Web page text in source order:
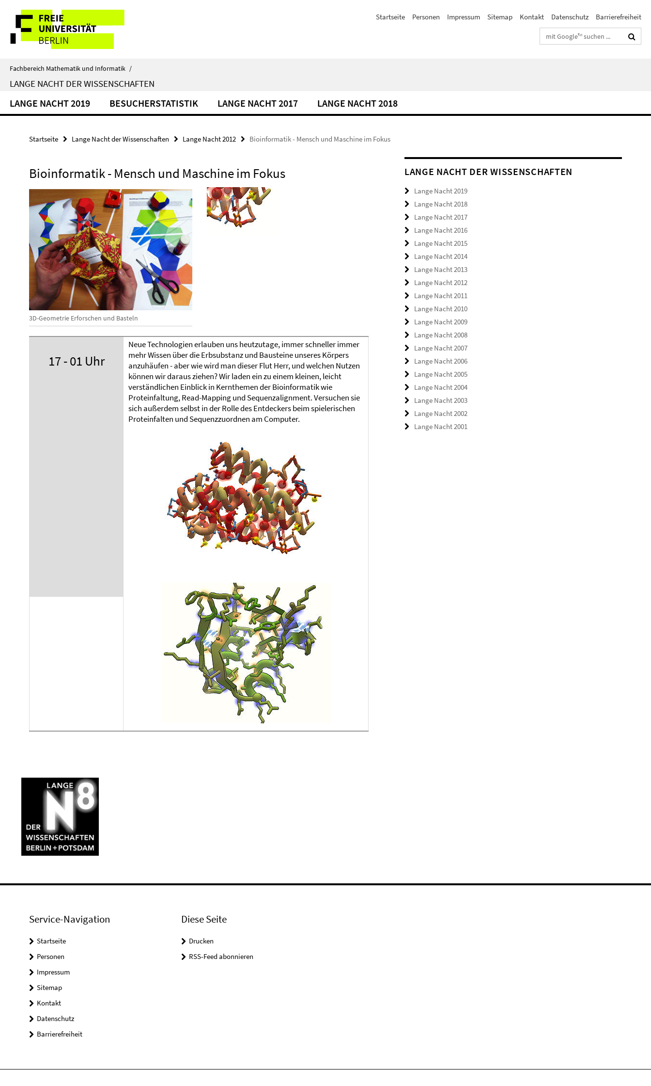
direkt
Inhalt
Service-
Navigation
Startseite Personen Impressum Sitemap Kontakt Datenschutz
Barrierefreiheit
Suchbegriffe
Fachbereich Mathematik und Informatik /
LANGE NACHT DER WISSENSCHAFTEN
LANGE NACHT 2019 BESUCHERSTATISTIK LANGE NACHT 2017 LANGE NACHT 2018
Startseite Lange Nacht der Wissenschaften Lange Nacht 2012 Bioinformatik - Mensch und Maschine im Fokus
Bioinformatik - Mensch und Maschine im Fokus
3D-Geometrie Erforschen und Basteln
17 - 01 Uhr
Neue Technologien erlauben uns heutzutage, immer schneller immer
mehr Wissen über die Erbsubstanz und Bausteine unseres Körpers
anzuhäufen - aber wie wird man dieser Flut Herr, und welchen Nutzen
können wir daraus ziehen? Wir laden ein zu einem kleinen, leicht
verständlichen Einblick in Kernthemen der Bioinformatik wie
Proteinfaltung, Read-Mapping und Sequenzalignment. Versuchen sie
sich außerdem selbst in der Rolle des Entdeckers beim spielerischen
Proteinfalten und Sequenzzuordnen am Computer.
LANGE NACHT DER WISSENSCHAFTEN
Lange Nacht 2019
Lange Nacht 2018
Lange Nacht 2017
Lange Nacht 2016
Lange Nacht 2015
Lange Nacht 2014
Lange Nacht 2013
Lange Nacht 2012
Lange Nacht 2011
Lange Nacht 2010
Lange Nacht 2009
Lange Nacht 2008
Lange Nacht 2007
Lange Nacht 2006
Lange Nacht 2005
Lange Nacht 2004
Lange Nacht 2003
Lange Nacht 2002
Lange Nacht 2001
Service-Navigation
Startseite
Personen
Impressum
Sitemap
Kontakt
Datenschutz
Barrierefreiheit
Diese Seite
Drucken
RSS-Feed abonnieren